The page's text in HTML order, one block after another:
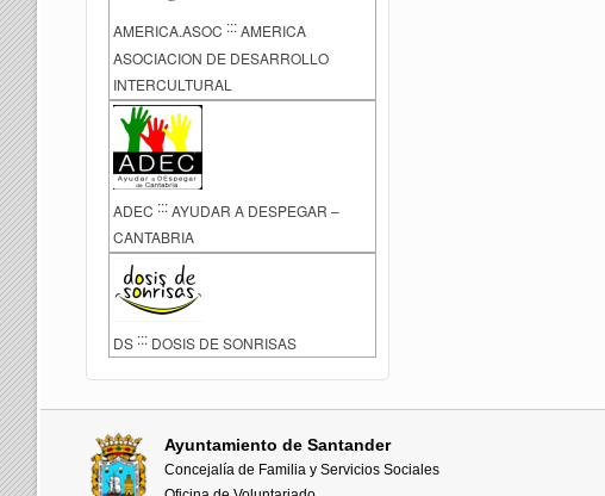
AMERICA.ASOC :::AMERICA
ASOCIACION DE DESARROLLO
INTERCULTURAL
ADEC ::: AYUDAR A DESPEGAR –
CANTABRIA
DS ::: DOSIS DE SONRISAS
Ayuntamiento de Santander
Concejalía de Familia y Servicios Sociales